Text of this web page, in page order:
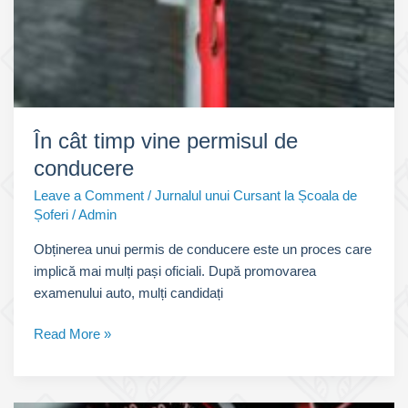
În cât timp vine permisul de
conducere
Leave a Comment /Jurnalul unui Cursant la Școala de
Șoferi /Admin
Obținerea unui permis de conducere este un proces care
implică mai mulți pași oficiali. După promovarea
examenului auto, mulți candidați
În
vine
Read More »